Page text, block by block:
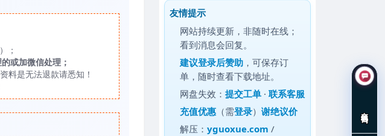
；
或加微信处理；
料是无法退款请悉知！
友情提示
网站持续更新，非随时在线；
看到消息会回复。
建议登录后赞助 ，可保存订
单，随时查看下载地址。
网盘失效：提交工单 ·联系客服
充值优惠 （需登录）谢绝议价
解压：yguoxue.com /